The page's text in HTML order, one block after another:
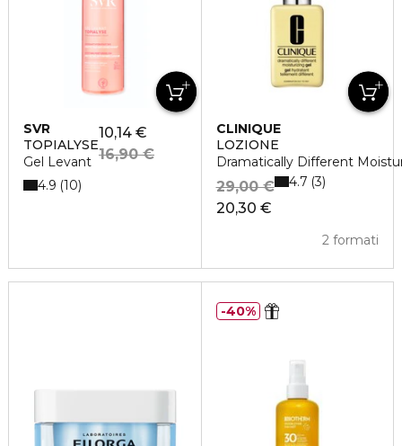
SVR
TOPIALYSE
Gel Levant
10,14 €
16,90 €
4.9 10
CLINIQUE
LOZIONE
Dramatically Different
20,30 €
29,00 €
2 formati
4.7 3
40%